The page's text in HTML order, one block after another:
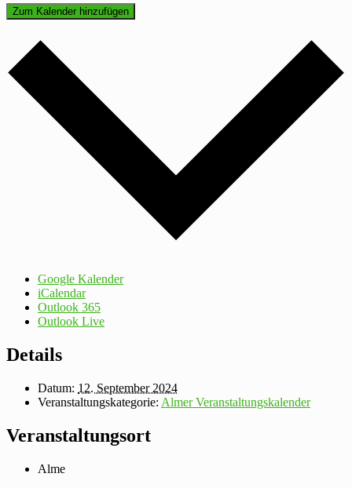
Zum Kalender hinzufügen
Google Kalender
iCalendar
Outlook 365
Outlook Live
Details
Datum: 12. September 2024
Veranstaltungskategorie: Almer Veranstaltungskalender
Veranstaltungsort
Alme